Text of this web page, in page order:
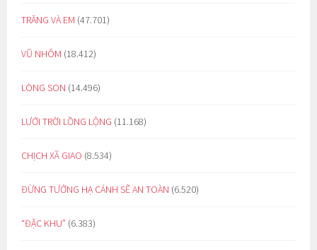
TRĂNG VÀ EM (47.701)
VŨ NHÔM (18.412)
LÒNG SON (14.496)
LƯỚI TRỜI LỒNG LỘNG (11.168)
CHỊCH XÃ GIAO (8.534)
ĐỪNG TƯỞNG HẠ CÁNH SẼ AN TOÀN (6.520)
“ĐẶC KHU” (6.383)